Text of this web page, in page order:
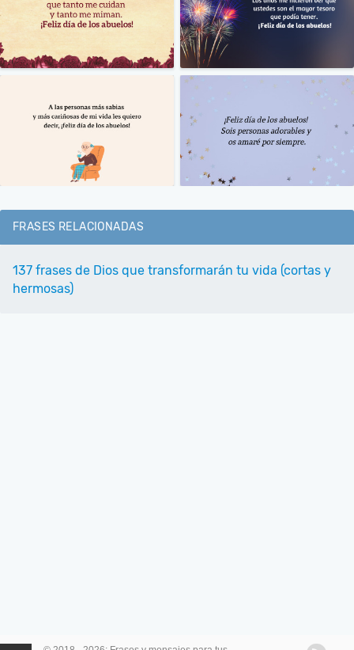
FRASES RELACIONADAS
137 frases de Dios que transformarán tu vida (cortas y
hermosas)